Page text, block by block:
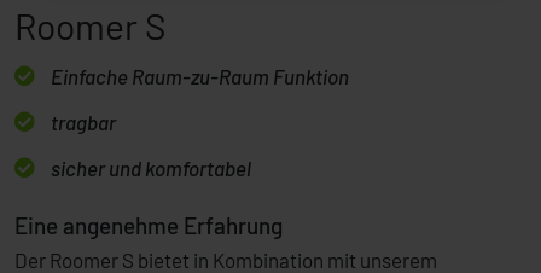
Roomer S
Einfache Raum-zu-Raum Funktion
tragbar
sicher und komfortabel
Eine angenehme Erfahrung
Der Roomer S bietet in Kombination mit unserem